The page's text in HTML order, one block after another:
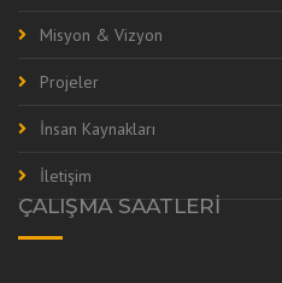
Misyon & Vizyon
Projeler
İnsan Kaynakları
İletişim
ÇALIŞMA SAATLERI